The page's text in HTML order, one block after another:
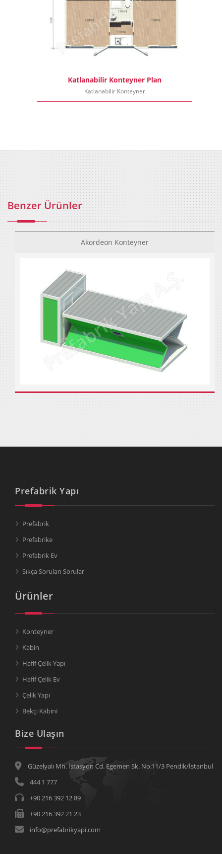
Katlanabilir Konteyner Plan
Katlanabilir Konteyner
Benzer Ürünler
Akordeon Konteyner
Prefabrik Yapı
Prefabrik
Prefabrike
Prefabrik Ev
Sıkça Sorulan Sorular
Ürünler
Konteyner
Kabin
Hafif Çelik Yapı
Hafif Çelik Ev
Çelik Yapı
Bekçi Kabini
Bize Ulaşın
Güzelyalı Mh. İstasyon Cd. Egemen Sk. No:11/3 Pendik/İstanbul
444 1 777
+90 216 392 12 89
+90 216 392 21 23
info@prefabrikyapi.com